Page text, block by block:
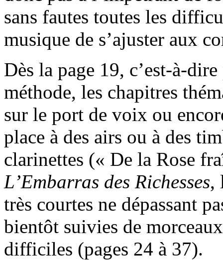
sans fautes toutes les
musique de s’ajuster aux
Dès la page 19, c’est-à-
méthode, les chapitres
sur le port de voix ou
place à des airs ou à des
clarinettes (« De la Rose
L’Embarras des Richesses,
très courtes ne dépassant
bientôt suivies de
difficiles (pages 24 à 37).